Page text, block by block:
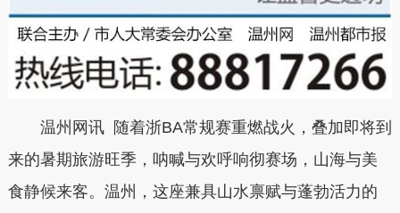
温州网讯 随着浙BA常规赛重燃战火，叠加即将到
来的暑期旅游旺季，呐喊与欢呼响彻赛场，山海与美
食静候来客。温州，这座兼具山水禀赋与蓬勃活力的